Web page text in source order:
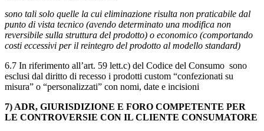
sono tali solo quelle la cui eliminazione risulta non praticabile dal
punto di vista tecnico (avendo determinato una modifica non
reversibile sulla struttura del prodotto) o economico (comportando
costi eccessivi per il reintegro del prodotto al modello standard)
6.7 In riferimento all’art. 59 lett.c) del Codice del Consumo sono
esclusi dal diritto di recesso i prodotti custom “confezionati su
misura” o “personalizzati” con nomi, date e incisioni
7) ADR, GIURISDIZIONE E FORO COMPETENTE PER
LE CONTROVERSIE CON IL CLIENTE CONSUMATORE